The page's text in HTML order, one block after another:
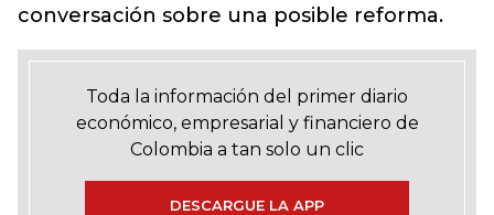
conversación sobre una posible reforma.
Toda la información del primer diario
económico, empresarial y financiero de
Colombia a tan solo un clic
DESCARGUE LA APP